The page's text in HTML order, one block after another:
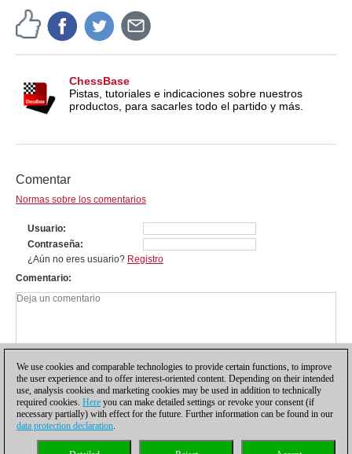
ChessBase
Pistas, tutoriales e indicaciones sobre nuestros
productos, para sacarles todo el partido y más.
Comentar
Normas sobre los comentarios
Usuario
Contraseña
¿Aún no eres usuario? Registro
Comentario
We use cookies and comparable technologies to provide certain functions, to improve
the user experience and to offer interest-oriented content. Depending on their intended
use, analysis cookies and marketing cookies may be used in addition to technically
required cookies. Here you can make detailed settings or revoke your consent (if
necessary partially) with effect for the future. Further information can be found in our
data protection declaration.